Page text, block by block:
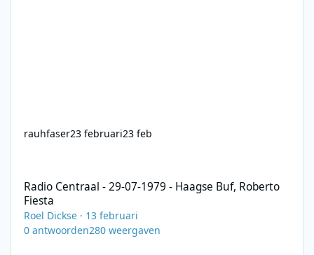
rauhfaser23 februari23 feb
Radio Centraal - 29-07-1979 - Haagse Buf, Roberto
Fiesta
Roel Dickse · 13 februari
0 antwoorden280 weergaven